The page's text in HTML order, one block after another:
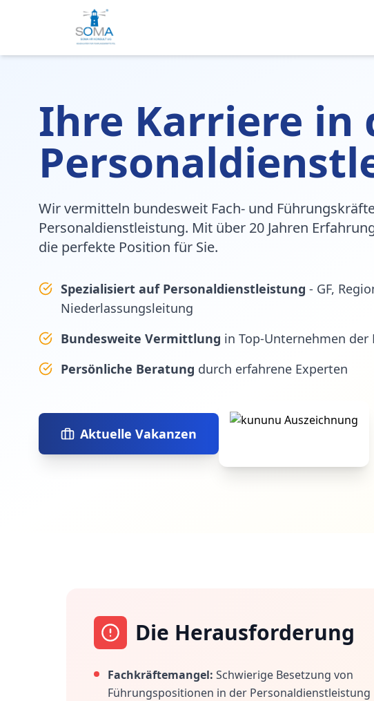
Ihre Karriere in
Wir vermitteln bundesweit Fach- und
Personaldienstleistung. Mit über 20 Jahren
die perfekte Position für Sie.
Spezialisiert auf Personaldienstleistung - GF,
Niederlassungsleitung
Bundesweite Vermittlung in Top-Unternehmen der
Persönliche Beratung durch erfahrene Experten
Aktuelle Vakanzen
Die Herausforderung
Fachkräftemangel: Schwierige Besetzung von
Führungspositionen in der Personaldienstleistung